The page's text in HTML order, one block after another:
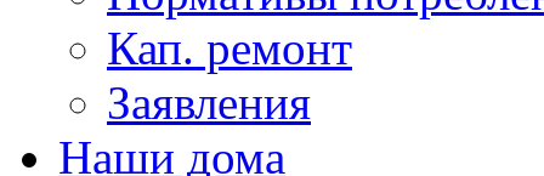
Кап. ремонт
Заявления
Наши дома